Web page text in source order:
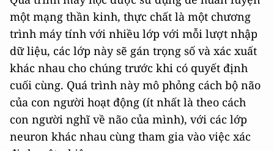
một mạng thần kinh, thực chất là một chương
trình máy tính với nhiều lớp với mỗi lượt nhập
dữ liệu, các lớp này sẽ gán trọng số và xác xuất
khác nhau cho chúng trước khi có quyết định
cuối cùng. Quá trình này mô phỏng cách bộ não
của con người hoạt động (ít nhất là theo cách
con người nghĩ về não của mình), với các lớp
neuron khác nhau cùng tham gia vào việc xác